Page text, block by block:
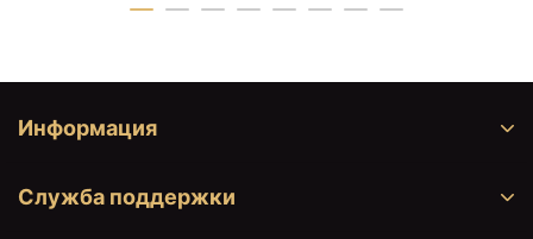
Caprigo Nokturn 1313-
Caprigo Nokturn 1314-
Информация
Служба поддержки